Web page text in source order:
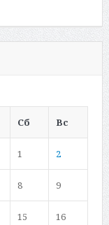
Сб Вс
1 2
8 9
15 16